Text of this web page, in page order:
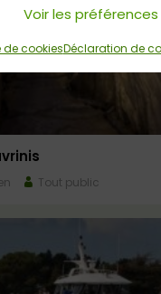
Voir les préférences
de cookiesDéclaration de
Tout public